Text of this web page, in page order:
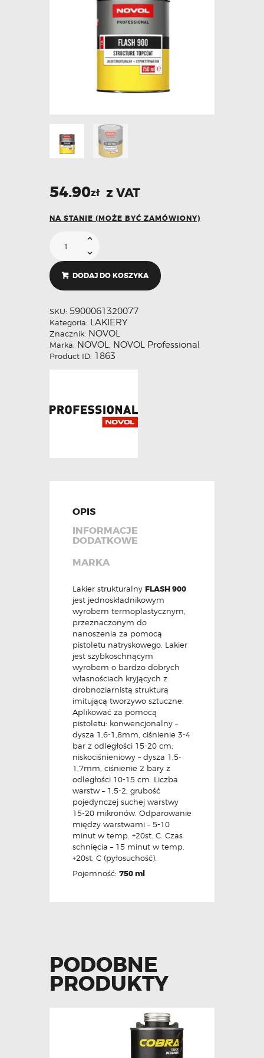
54.90zł z VAT
NA STANIE (MOŻE BYĆ ZAMÓWIONY)
DODAJ DO KOSZYKA
SKU: 5900061320077
Kategoria: LAKIERY
Znacznik: NOVOL
Marka: NOVOL NOVOL Professional
Product ID: 1863
OPIS
INFORMACJE
DODATKOWE
MARKA
Lakier strukturalny FLASH 900
jest jednoskładnikowym
wyrobem termoplastycznym,
przeznaczonym do
nanoszenia za pomocą
pistoletu natryskowego. Lakier
jest szybkoschnącym
wyrobem o bardzo dobrych
własnościach kryjących z
drobnoziarnistą strukturą
imitującą tworzywo sztuczne.
Aplikować za pomocą
pistoletu: konwencjonalny –
dysza 1,6-1,8mm, ciśnienie 3-4
bar z odległości 15-20 cm;
niskociśnieniowy – dysza 1,5-
1,7mm, ciśnienie 2 bary z
odległości 10-15 cm. Liczba
warstw – 1,5-2, grubość
pojedynczej suchej warstwy
15-20 mikronów. Odparowanie
między warstwami – 5-10
minut w temp. +20st. C. Czas
schnięcia – 15 minut w temp.
+20st. C (pyłosuchość).
Pojemność: 750 ml
PODOBNE
PRODUKTY